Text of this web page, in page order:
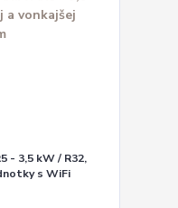
- 3,5 kW / R32,
s WiFi